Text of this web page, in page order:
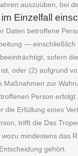
auszuüben, bei
Einzelfall
Daten betroffene
—
sofern
oder (2) aufgrund
Maßnahmen zur
Person erfolgt.
die Erfüllung eines
trifft die Das
mindestens das
gehört.